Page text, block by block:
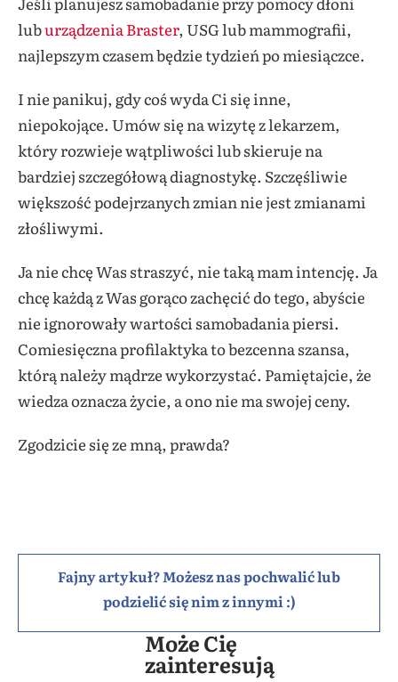
luburządzenia Braster, USG lub mammografii,
najlepszym czasem będzie tydzień po miesiączce.
I nie panikuj, gdy coś wyda Ci się inne,
niepokojące. Umów się na wizytę z lekarzem,
który rozwieje wątpliwości lub skieruje na
bardziej szczegółową diagnostykę. Szczęśliwie
większość podejrzanych zmian nie jest zmianami
złośliwymi.
Ja nie chcę Was straszyć, nie taką mam intencję. Ja
chcę każdą z Was gorąco zachęcić do tego, abyście
nie ignorowały wartości samobadania piersi.
Comiesięczna profilaktyka to bezcenna szansa,
którą należy mądrze wykorzystać. Pamiętajcie, że
wiedza oznacza życie, a ono nie ma swojej ceny.
Zgodzicie się ze mną, prawda?
Fajny artykuł? Możesz nas pochwalić lub
podzielić się nim z innymi :)
Może Cię
zainteresują